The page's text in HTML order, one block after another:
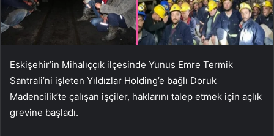
Eskişehir’in Mihalıççık ilçesinde Yunus Emre Termik
Santrali’ni işleten Yıldızlar Holding’e bağlı Doruk
Madencilik’te çalışan işçiler, haklarını talep etmek için açlık
grevine başladı.